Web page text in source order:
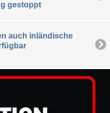
gestoppt
auch inländische